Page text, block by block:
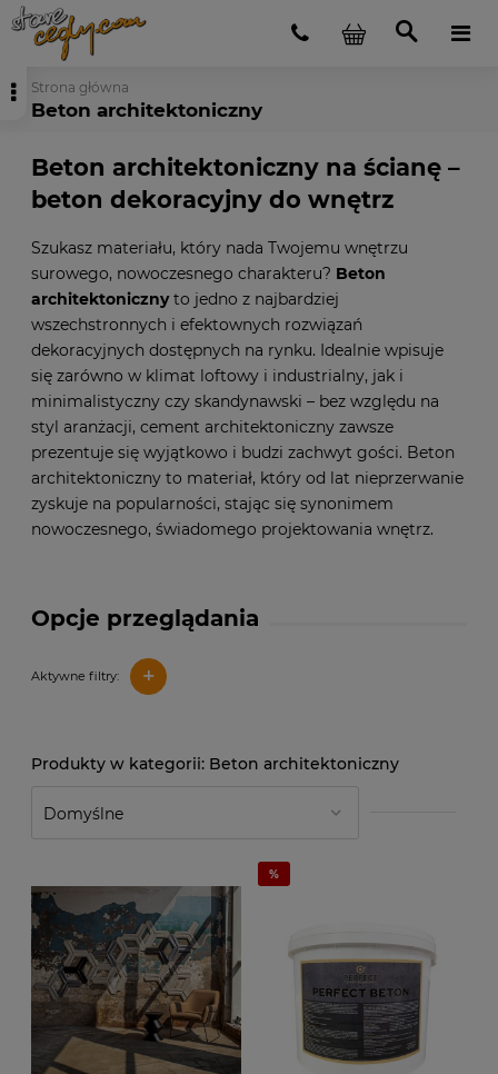
Strona główna
Beton architektoniczny
Opcje przeglądania
Aktywne filtry: +
Beton architektoniczny na ścianę –
beton dekoracyjny do wnętrz
Szukasz materiału, który nada Twojemu wnętrzu
surowego, nowoczesnego charakteru? Beton
architektonicznyto jedno z najbardziej
wszechstronnych i efektownych rozwiązań
dekoracyjnych dostępnych na rynku. Idealnie wpisuje
się zarówno w klimat loftowy i industrialny, jak i
minimalistyczny czy skandynawski – bez względu na
styl aranżacji, cement architektoniczny zawsze
prezentuje się wyjątkowo i budzi zachwyt gości. Beton
architektoniczny to materiał, który od lat nieprzerwanie
zyskuje na popularności, stając się synonimem
nowoczesnego, świadomego projektowania wnętrz.
Beton architektoniczny